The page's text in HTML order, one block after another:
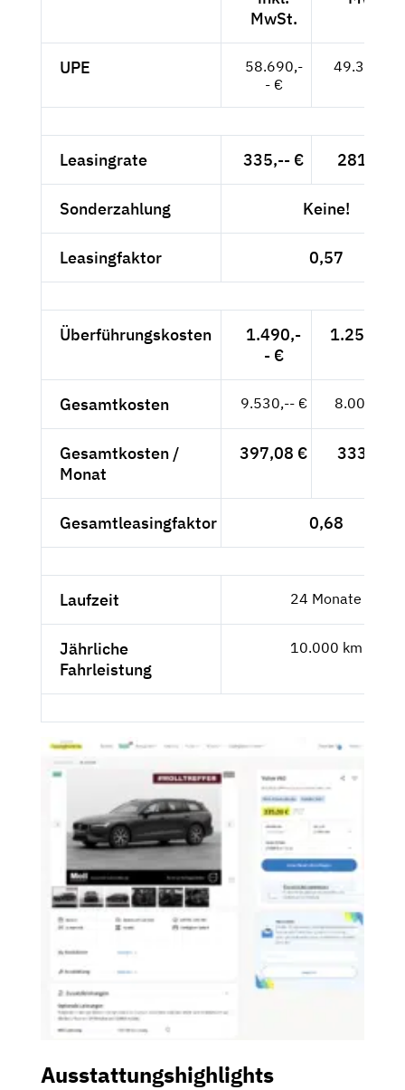
MwSt.
UPE
58.690,-
- €
49.319,--
Leasingrate 335,-- € 281,51 €
Sonderzahlung Keine!
Leasingfaktor 0,57
Überführungskosten
1.490,-
- €
1.252,10
Gesamtkosten 9.530,-- € 8.008,40
Gesamtkosten /
Monat
397,08 € 333,68 €
Gesamtleasingfaktor 0,68
Laufzeit 24 Monate
Jährliche
Fahrleistung
10.000 km
Ausstattungshighlights